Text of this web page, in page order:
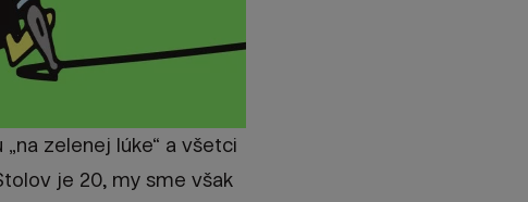
zelenej lúke“ a všetci
je 20, my sme však